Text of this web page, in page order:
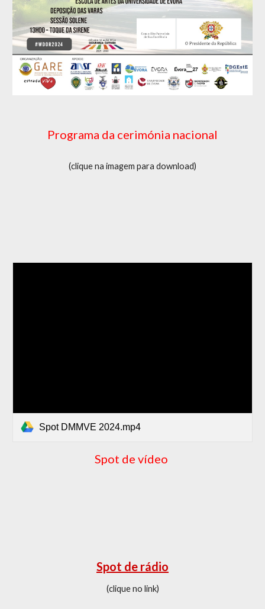
Programa da cerimónia nacional
(clique na imagem para download)
Spot DMMVE 2024.mp4
Spot de vídeo
Spot de rádio
(clique no link)